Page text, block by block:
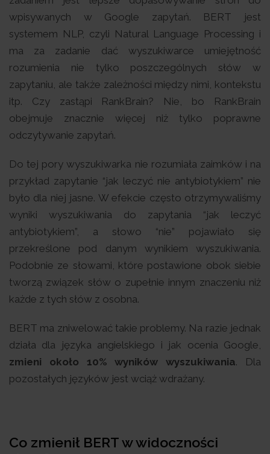
wpisywanych w Google zapytań. BERT jest
systemem NLP, czyli Natural Language Processing i
ma za zadanie dać wyszukiwarce umiejętność
rozumienia nie tylko poszczególnych słów w
zapytaniu, ale także zależności między nimi, kontekstu
itp. Czy zastąpi RankBrain? Nie, bo RankBrain
obejmuje znacznie więcej niż tylko poprawne
odczytywanie zapytań.
Do tej pory wyszukiwarka nie rozumiała zaimków i na
przykład zapytanie “jak leczyć nie antybiotykiem” nie
było dla niej jasne. W efekcie często otrzymywaliśmy
wyniki wyszukiwania do zapytania “jak leczyć
antybiotykiem”, a słowo “nie” pojawiało się
przekreślone pod danym wynikiem wyszukiwania.
Podobnie ze słowami, które postawione obok siebie
tworzą związek słów o zupełnie innym znaczeniu niż
każde z tych słów z osobna.
BERT ma zniwelować takie problemy. Na razie jednak
działa dla języka angielskiego i jak ocenia Google,
zmieni około 10% wyników wyszukiwania. Dla
pozostałych języków jest wciąż wdrażany.
Co zmienił BERT w widoczności